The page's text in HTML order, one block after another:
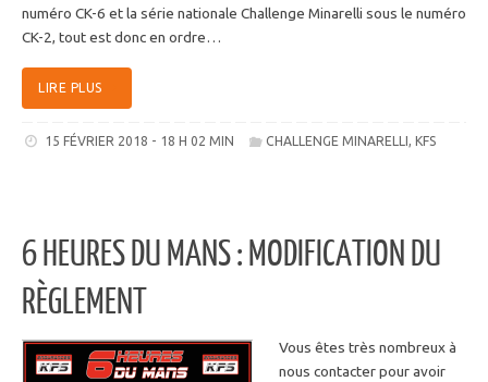
numéro CK-6 et la série nationale Challenge Minarelli sous le numéro
CK-2, tout est donc en ordre…
LIRE PLUS
15 FÉVRIER 2018 - 18 H 02 MIN CHALLENGE MINARELLI,KFS
6 HEURES DU MANS : MODIFICATION DU
RÈGLEMENT
Vous êtes très nombreux à
nous contacter pour avoir